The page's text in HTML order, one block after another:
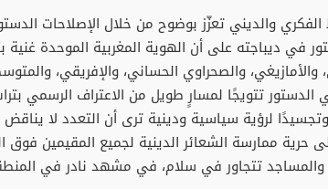
في ديباجته على أن الهوية المغربية الموحدة
والأمازيغي، والصحراوي الحساني، والإفريقي،
الدستور تتويجًا لمسارٍ طويل من الاعتراف الرسمي
وتجسيدًا لرؤية سياسية ودينية ترى أن التعدد لا
حرية ممارسة الشعائر الدينية لجميع المقيمين فوق
والمساجد تتجاور في سلام، في مشهد نادر في